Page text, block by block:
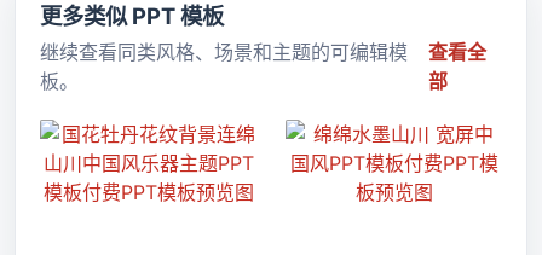
更多类似 PPT 模板
继续查看同类风格、场景和主题的可编辑模
板。
查看全
部